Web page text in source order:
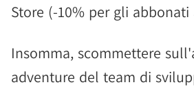
Store (-10% per gli abbonati
Insomma, scommettere
adventure del team di